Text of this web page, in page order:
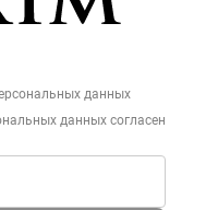
данных
данных согласен